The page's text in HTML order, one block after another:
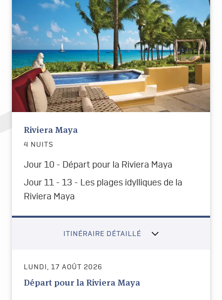
Riviera Maya
4 NUITS
Jour 10 - Départ pour la Riviera Maya
Jour 11 - 13 - Les plages idylliques de la
Riviera Maya
ITINÉRAIRE DÉTAILLÉ
LUNDI, 17 AOÛT 2026
Départ pour la Riviera Maya